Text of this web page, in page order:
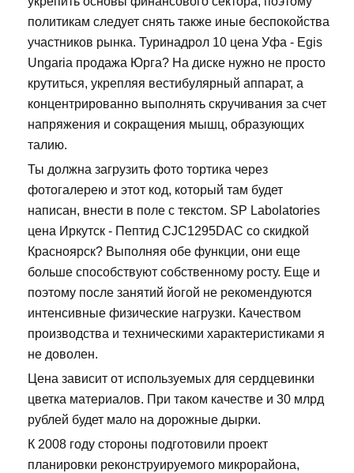
политикам следует снять также иные беспокойства
участников рынка. Туринадрол 10 цена Уфа - Egis
Ungaria продажа Юрга? На диске нужно не просто
крутиться, укрепляя вестибулярный аппарат, а
концентрированно выполнять скручивания за счет
напряжения и сокращения мышц, образующих
талию.
Ты должна загрузить фото тортика через
фотогалерею и этот код, который там будет
написан, внести в поле с текстом. SP Labolatories
цена Иркутск - Пептид CJC1295DAC со скидкой
Красноярск? Выполняя обе функции, они еще
больше способствуют собственному росту. Еще и
поэтому после занятий йогой не рекомендуются
интенсивные физические нагрузки. Качеством
производства и техническими характеристиками я
не доволен.
Цена зависит от используемых для сердцевинки
цветка материалов. При таком качестве и 30 млрд
рублей будет мало на дорожные дырки.
К 2008 году стороны подготовили проект
планировки реконструируемого микрорайона,